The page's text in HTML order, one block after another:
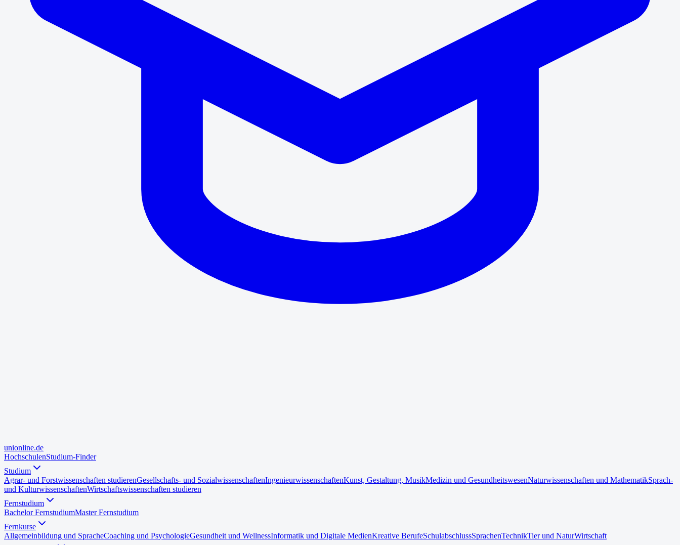
unionline.de
HochschulenStudium-Finder
Studium
Agrar- und Forstwissenschaften studierenGesellschafts- und SozialwissenschaftenIngenieurwissenschaftenKunst, Gestaltung, MusikMedizin und GesundheitswesenNaturwissenschaften und MathematikSprach-
und KulturwissenschaftenWirtschaftswissenschaften studieren
Fernstudium
Bachelor FernstudiumMaster Fernstudium
Fernkurse
Allgemeinbildung und SpracheCoaching und PsychologieGesundheit und WellnessInformatik und Digitale MedienKreative BerufeSchulabschlussSprachenTechnikTier und NaturWirtschaft